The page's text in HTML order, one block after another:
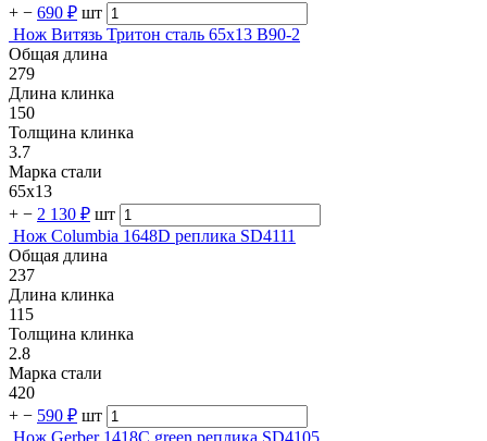
+ − 690 ₽ шт
Нож Витязь Тритон сталь 65х13 B90-2
Общая длина
279
Длина клинка
150
Толщина клинка
3.7
Марка стали
65х13
+ − 2 130 ₽ шт
Нож Columbia 1648D реплика SD4111
Общая длина
237
Длина клинка
115
Толщина клинка
2.8
Марка стали
420
+ − 590 ₽ шт
Нож Gerber 1418C green реплика SD4105